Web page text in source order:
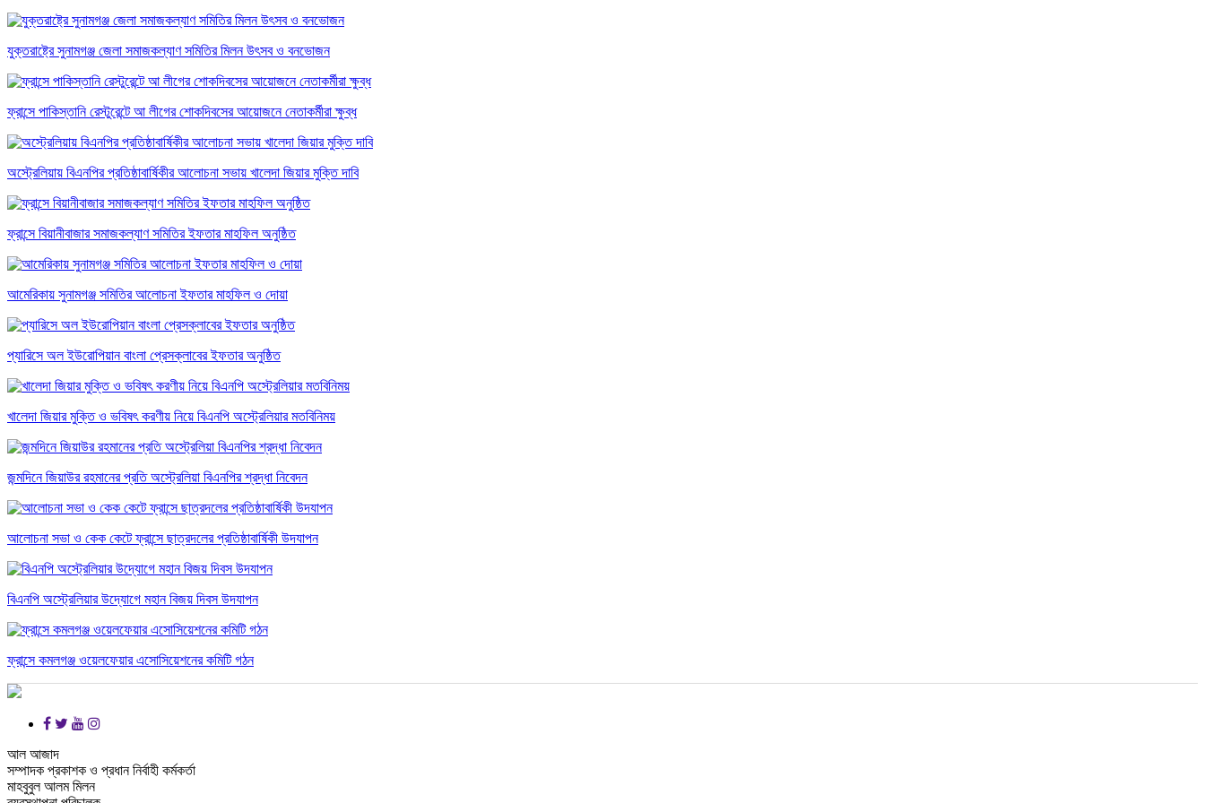
যুক্তরাষ্ট্রে সুনামগঞ্জ জেলা সমাজকল্যাণ সমিতির মিলন উৎসব ও বনভোজন
ফ্রান্সে পাকিস্তানি রেস্টুরেন্টে আ লীগের শোকদিবসের আয়োজনে নেতাকর্মীরা ক্ষুব্ধ
অস্ট্রেলিয়ায় বিএনপির প্রতিষ্ঠাবার্ষিকীর আলোচনা সভায় খালেদা জিয়ার মুক্তি দাবি
ফ্রান্সে বিয়ানীবাজার সমাজকল্যাণ সমিতির ইফতার মাহফিল অনুষ্ঠিত
আমেরিকায় সুনামগঞ্জ সমিতির আলোচনা ইফতার মাহফিল ও দোয়া
প্যারিসে অল ইউরোপিয়ান বাংলা প্রেসক্লাবের ইফতার অনুষ্ঠিত
খালেদা জিয়ার মুক্তি ও ভবিষৎ করণীয় নিয়ে বিএনপি অস্ট্রেলিয়ার মতবিনিময়
জন্মদিনে জিয়াউর রহমানের প্রতি অস্ট্রেলিয়া বিএনপির শ্রদ্ধা নিবেদন
আলোচনা সভা ও কেক কেটে ফ্রান্সে ছাত্রদলের প্রতিষ্ঠাবার্ষিকী উদযাপন
বিএনপি অস্ট্রেলিয়ার উদ্যোগে মহান বিজয় দিবস উদযাপন
ফ্রান্সে কমলগঞ্জ ওয়েলফেয়ার এসোসিয়েশনের কমিটি গঠন
আল আজাদ
সম্পাদক প্রকাশক ও প্রধান নির্বাহী কর্মকর্তা
মাহবুবুল আলম মিলন